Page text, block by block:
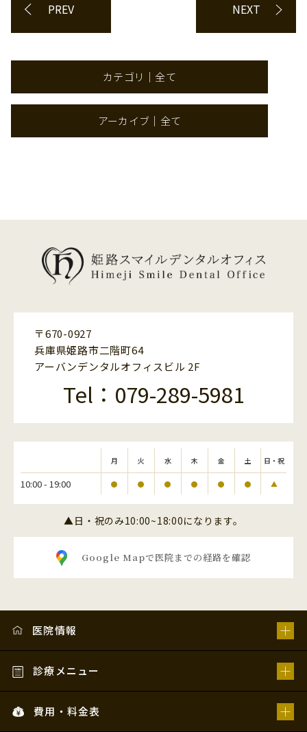
PREV NEXT
カテゴリ｜全て
アーカイブ｜全て
〒670-0927
兵庫県姫路市二階町64
アーバンデンタルオフィスビル 2F
Tel：079-289-5981
月 火 水 木 金 土 日・祝
10:00 - 19:00 ● ● ● ● ● ● ▲
▲日・祝のみ10:00~18:00になります。
Google Mapで医院までの経路を確認
医院情報
診療メニュー
費用・料金表